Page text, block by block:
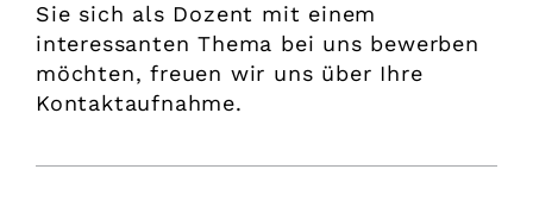
Sie sich als Dozent mit einem
interessanten Thema bei uns bewerben
möchten, freuen wir uns über Ihre
Kontaktaufnahme.